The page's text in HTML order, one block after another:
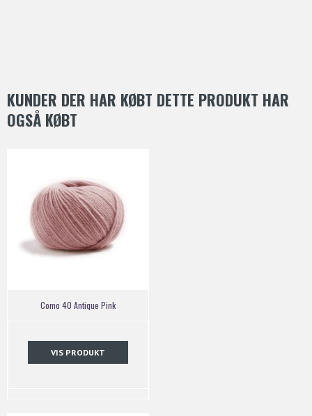
KUNDER DER HAR KØBT DETTE PRODUKT HAR
OGSÅ KØBT
Como 40 Antique Pink
VIS PRODUKT